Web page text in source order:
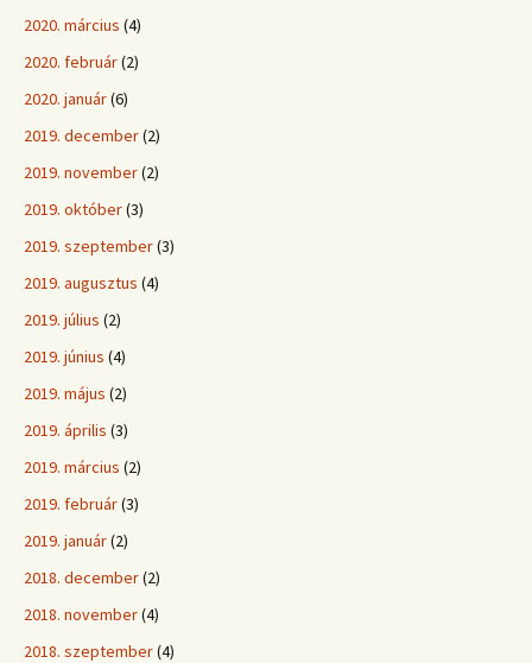
2020. március (4)
2020. február(2)
2020. január(6)
2019. december(2)
2019. november(2)
2019. október(3)
2019. szeptember(3)
2019. augusztus (4)
2019. július (2)
2019. június (4)
2019. május (2)
2019. április (3)
2019. március (2)
2019. február(3)
2019. január(2)
2018. december(2)
2018. november(4)
2018. szeptember(4)